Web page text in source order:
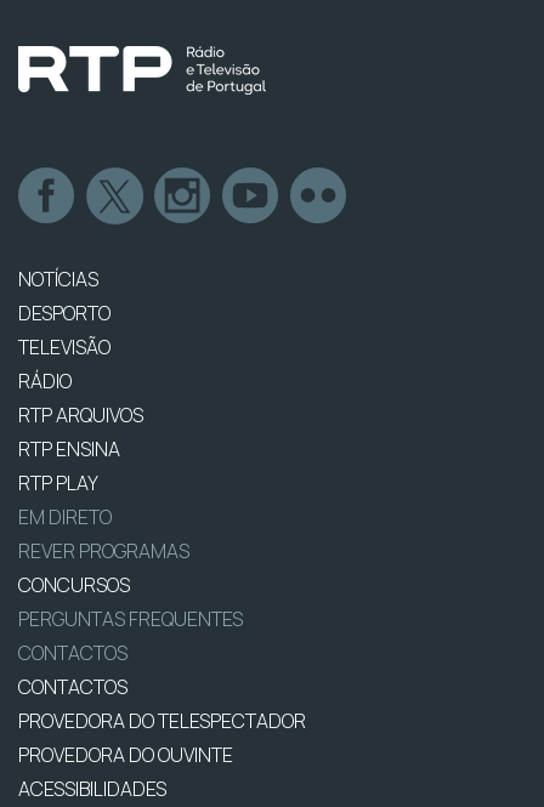
NOTÍCIAS
DESPORTO
TELEVISÃO
RÁDIO
RTP ARQUIVOS
RTP ENSINA
RTP PLAY
EM DIRETO
REVER PROGRAMAS
CONCURSOS
PERGUNTAS FREQUENTES
CONTACTOS
CONTACTOS
PROVEDORA DO TELESPECTADOR
PROVEDORA DO OUVINTE
ACESSIBILIDADES